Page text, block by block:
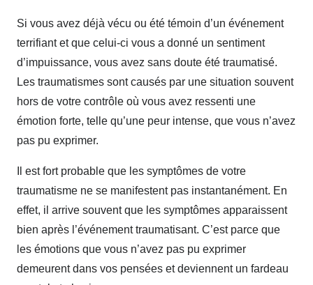
Si vous avez déjà vécu ou été témoin d’un événement
terrifiant et que celui-ci vous a donné un sentiment
d’impuissance, vous avez sans doute été traumatisé.
Les traumatismes sont causés par une situation souvent
hors de votre contrôle où vous avez ressenti une
émotion forte, telle qu’une peur intense, que vous n’avez
pas pu exprimer.
Il est fort probable que les symptômes de votre
traumatisme ne se manifestent pas instantanément. En
effet, il arrive souvent que les symptômes apparaissent
bien après l’événement traumatisant. C’est parce que
les émotions que vous n’avez pas pu exprimer
demeurent dans vos pensées et deviennent un fardeau